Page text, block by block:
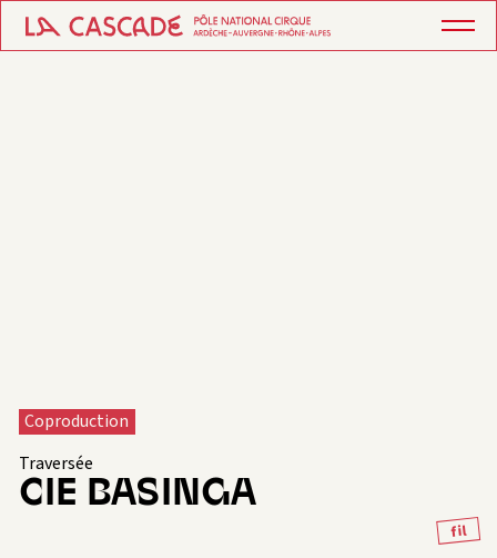
Coproduction
Traversée
CIE BASINGA
fil